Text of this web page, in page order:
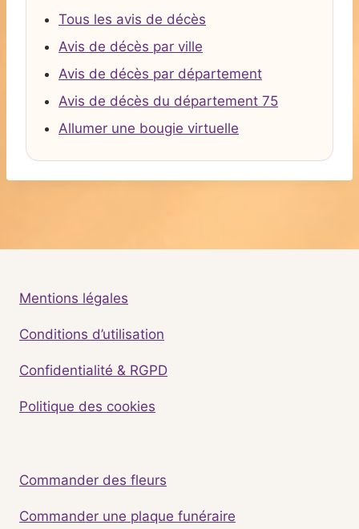
Tous les avis de décès
Avis de décès par ville
Avis de décès par département
Avis de décès du département 75
Allumer une bougie virtuelle
Mentions légales
Conditions d’utilisation
Confidentialité & RGPD
Politique des cookies
Commander des fleurs
Commander une plaque funéraire